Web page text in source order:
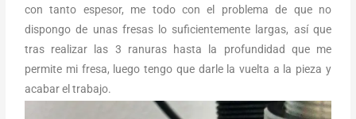
con tanto espesor, me todo con el problema de que no
dispongo de unas fresas lo suficientemente largas, así que
tras realizar las 3 ranuras hasta la profundidad que me
permite mi fresa, luego tengo que darle la vuelta a la pieza y
acabar el trabajo.